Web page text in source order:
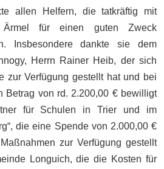
allen Helfern, die tatkräftig mit
für einen guten Zweck
Insbesondere dankte sie
dem
Herrn Rainer Heib, der sich
zur Verfügung gestellt hat und bei
Betrag von rd. 2.200,00 € bewilligt
für Schulen in Trier und im
die eine Spende von 2.000,00 €
zur Verfügung gestellt
Longuich, die die Kosten für